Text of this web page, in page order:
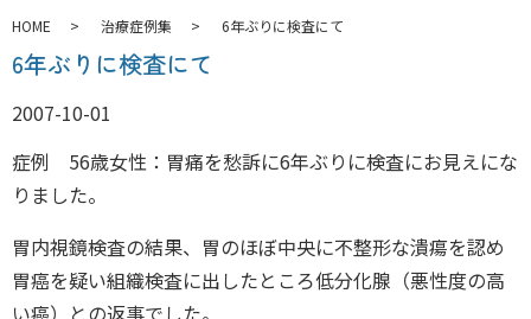
HOME 治療症例集 6年ぶりに検査にて
6年ぶりに検査にて
2007-10-01
症例 56歳女性：胃痛を愁訴に6年ぶりに検査にお見えにな
りました。
胃内視鏡検査の結果、胃のほぼ中央に不整形な潰瘍を認め
胃癌を疑い組織検査に出したところ低分化腺（悪性度の高
い癌）との返事でした。